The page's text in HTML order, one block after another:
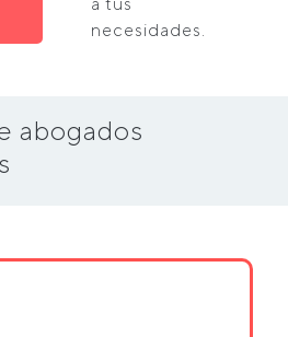
necesidades.
abogados